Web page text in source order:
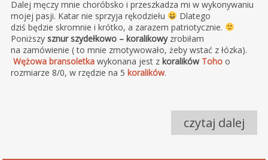
Dalej męczy mnie choróbsko i przeszkadza mi w wykonywaniu
mojej pasji. Katar nie sprzyja rękodziełu
Dlatego
dziś będzie skromnie i krótko, a zarazem patriotycznie.
Poniższy sznur szydełkowo – koralikowyzrobiłam
na zamówienie ( to mnie zmotywowało, żeby wstać z łózka).
Wężowa bransoletkawykonana jest z koralików Tohoo
rozmiarze 8/0, w rzędzie na 5 koralików.
czytaj dalej